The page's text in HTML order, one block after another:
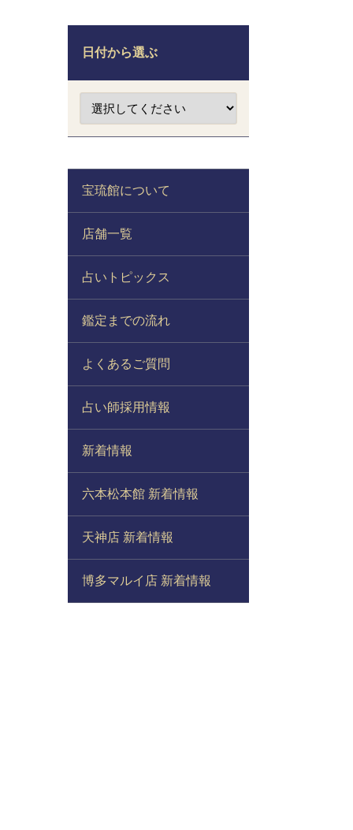
日付から選ぶ
宝琉館について
店舗一覧
占いトピックス
鑑定までの流れ
よくあるご質問
占い師採用情報
新着情報
六本松本館 新着情報
天神店 新着情報
博多マルイ店 新着情報